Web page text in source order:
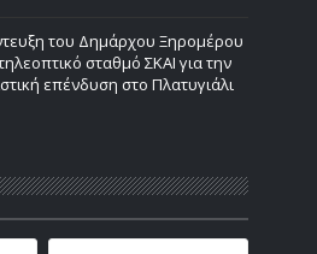
του Δημάρχου Ξηρομέρου
σταθμό ΣΚΑΙ για την
επένδυση στο Πλατυγιάλι